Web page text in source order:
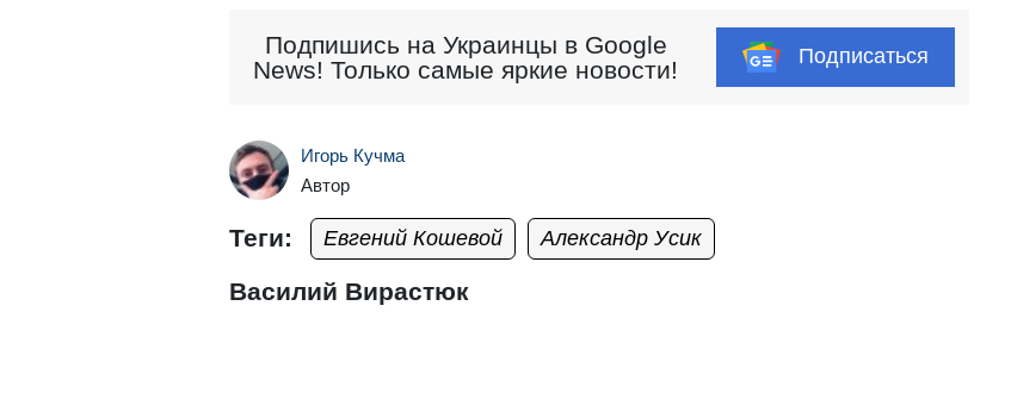
Подпишись на Украинцы в Google
News! Только самые яркие новости!
Подписаться
Игорь Кучма
Автор
Теги: Евгений Кошевой Александр Усик
Василий Вирастюк